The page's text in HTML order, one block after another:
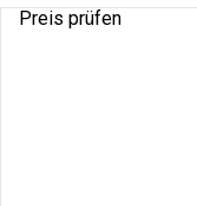
Preis prüfen